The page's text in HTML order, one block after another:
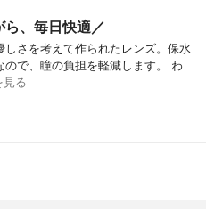
、毎日快適／
さを考えて作られたレンズ。保水
で、瞳の負担を軽減します。 わ
見る